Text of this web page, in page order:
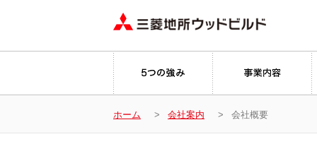
ホーム 会社案内 会社概要